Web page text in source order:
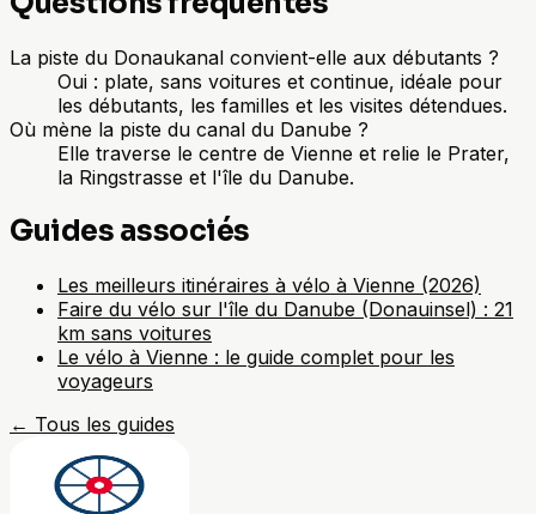
La piste du Donaukanal convient-elle aux débutants ?
Oui : plate, sans voitures et continue, idéale pour
les débutants, les familles et les visites détendues.
Où mène la piste du canal du Danube ?
Elle traverse le centre de Vienne et relie le Prater,
la Ringstrasse et l'île du Danube.
Guides associés
Les meilleurs itinéraires à vélo à Vienne (2026)
Faire du vélo sur l'île du Danube (Donauinsel) : 21
km sans voitures
Le vélo à Vienne : le guide complet pour les
voyageurs
← Tous les guides